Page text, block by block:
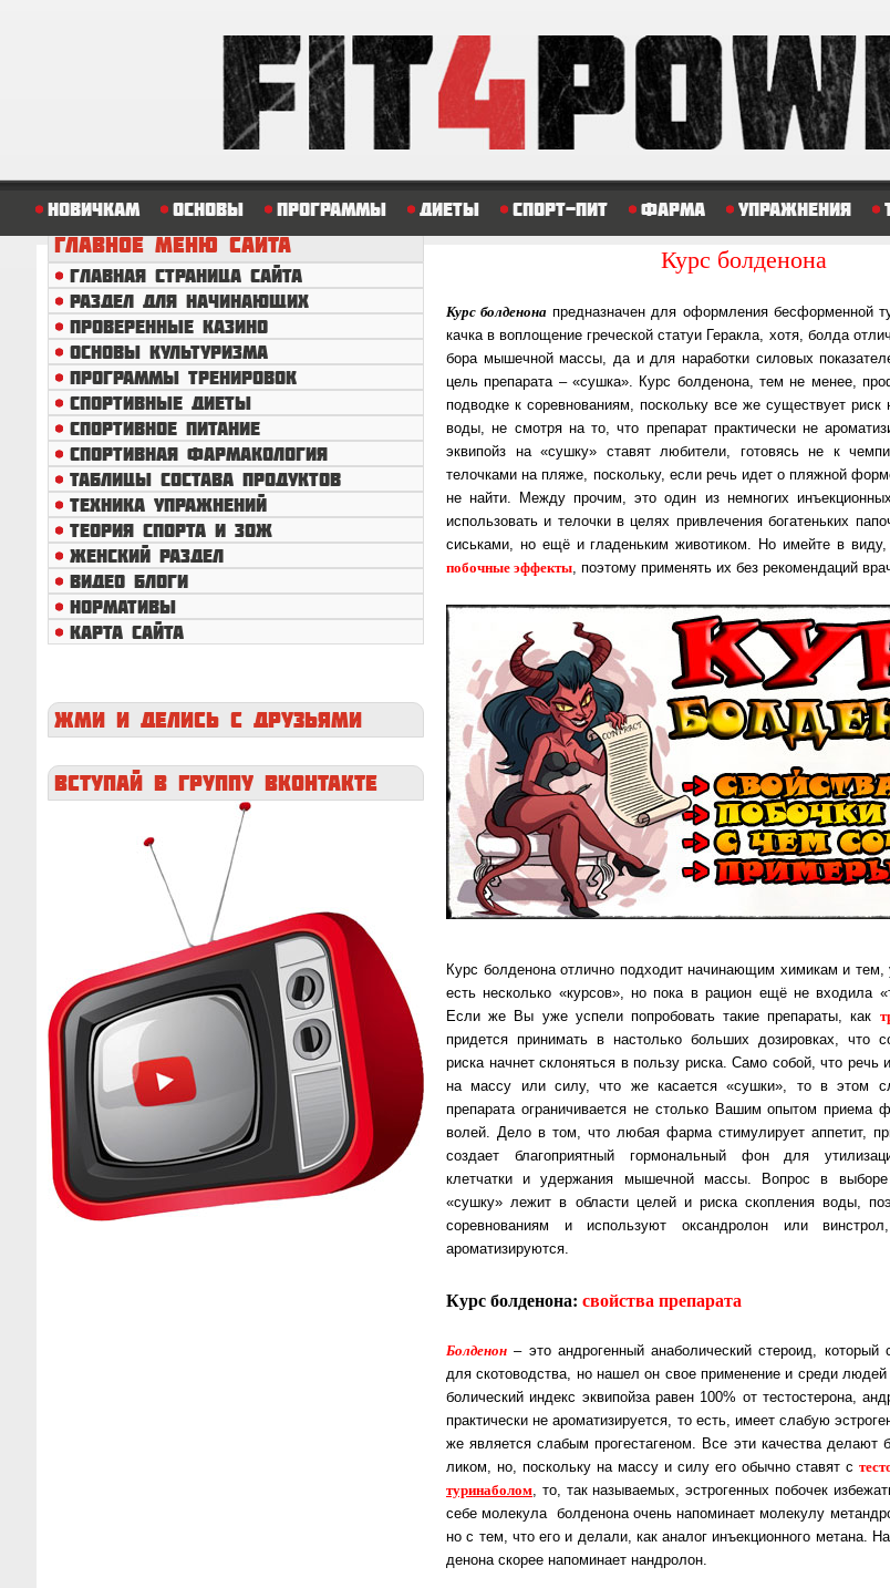
Новичкам Основы Программы Диеты Спорт-пит Фарма Упражнения
ГЛАВНОЕМЕНЮ САЙТА
ГЛАВНАЯ СТРАНИЦА САЙТА
РАЗДЕЛ ДЛЯ НАЧИНАЮЩИХ
ПРОВЕРЕННЫЕ КАЗИНО
ОСНОВЫ КУЛЬТУРИЗМА
ПРОГРАММЫ ТРЕНИРОВОК
СПОРТИВНЫЕ ДИЕТЫ
СПОРТИВНОЕ ПИТАНИЕ
СПОРТИВНАЯ ФАРМАКОЛОГИЯ
ТАБЛИЦЫ СОСТАВА ПРОДУКТОВ
ТЕХНИКА УПРАЖНЕНИЙ
ТЕОРИЯ СПОРТА И ЗОЖ
ЖЕНСКИЙ РАЗДЕЛ
ВИДЕО БЛОГИ
НОРМАТИВЫ
КАРТА САЙТА
ЖМИ И ДЕЛИСЬ С ДРУЗЬЯМИ
ВСТУПАЙ В ГРУППУ ВКОНТАКТЕ
Курс болденона
Курс болденона предназначен для оформления бесформенной
кач­ка в воплощение греческой статуи Геракла, хотя, болда
бо­ра мышечной массы, да и для наработки силовых
цель препарата – «сушка». Курс болденона, тем не менее,
под­вод­ке к со­рев­но­ва­ни­ям, поскольку все же существует риск
воды, не смо­т­ря на то, что препарат практически не
эквипойз на «суш­ку» ставят любители, готовясь не к
телочками на пляже, поскольку, если речь идет о пляжной
не найти. Между про­чим, это один из немногих
использовать и телочки в целях привлечения бо­га­тень­ких
сиськами, но ещё и гла­день­ким животиком. Но имейте в виду,
побочные эффекты, поэтому применять их без рекомендаций
Курс болденона отлично подходит начинающим химикам и тем,
есть нес­коль­ко «кур­сов», но пока в рацион ещё не входила
Если же Вы уже ус­пе­ли по­про­бо­вать такие препараты, как
придется при­ни­мать в нас­толь­ко боль­ших дозировках, что
риска начнет скло­нять­ся в поль­зу рис­ка. Само собой, что речь
на массу или си­лу, что же ка­са­ет­ся «сушки», то в этом
препарата ог­ра­ни­чи­ва­ет­ся не столь­ко Вашим опытом приема
волей. Дело в том, что лю­бая фар­ма сти­му­ли­ру­ет аппетит,
создает бла­го­при­ят­ный гор­мо­наль­ный фон для
клетчатки и удер­жа­ния мы­шеч­ной мас­сы. Вопрос в
«сушку» лежит в об­лас­ти це­лей и рис­ка скопления воды,
соревнованиям и ис­поль­зу­ют ок­сан­дро­лон или
ароматизируются.
Курс болденона: свойства препарата
Болденон – это андрогенный анаболический стероид, который
для ско­то­вод­ства, но на­шел он свое применение и среди
бо­ли­чес­кий ин­декс эк­ви­пой­за равен 100% от тестостерона,
прак­ти­чес­ки не аро­ма­ти­зи­ру­ет­ся, то есть, имеет слабую
же является слабым прогестагеном. Все эти качества делают
ли­ком, но, пос­коль­ку на массу и силу его обычно ставят с
ту­ри­на­бо­лом, то, так называемых, эстрогенных побочек
себе молекула болденона очень напоминает молекулу
но с тем, что его и делали, как аналог инъекционного ме­та­на.
де­но­на скорее напоминает нандролон.